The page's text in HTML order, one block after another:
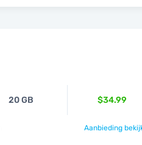
20 GB $34.99
Aanbieding